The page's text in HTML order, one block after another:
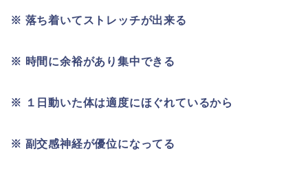
※ 落ち着いてストレッチが出来る
※ 時間に余裕があり集中できる
※ １日動いた体は適度にほぐれているから
※ 副交感神経が優位になってる